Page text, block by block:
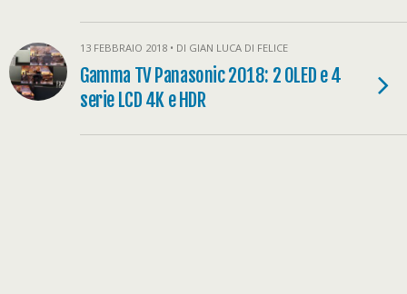
13 FEBBRAIO 2018 • DI GIAN LUCA DI FELICE
Gamma TV Panasonic 2018: 2 OLED e 4
serie LCD 4K e HDR